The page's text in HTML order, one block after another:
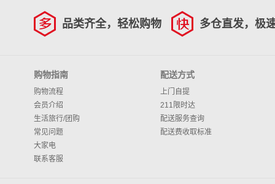
品类齐全，轻松购物 多仓直发，极
购物指南
购物流程
会员介绍
生活旅行/团购
常见问题
大家电
联系客服
配送方式
上门自提
211限时达
配送服务查询
配送费收取标准